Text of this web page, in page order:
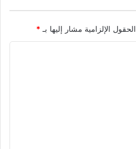
الحقول الإلزامية مشار إليها بـ*